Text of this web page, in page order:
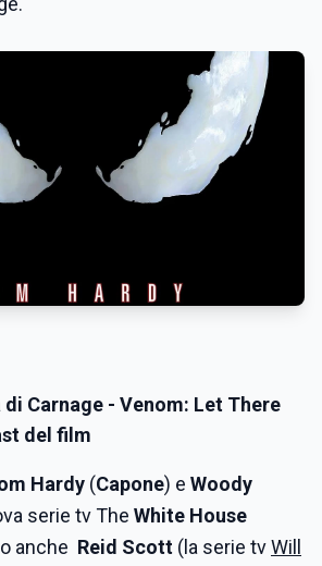
Carnage - Venom: Let There
del film
Hardy (Capone) e Woody
serie tv The White House
anche Reid Scott (la serie tvWill